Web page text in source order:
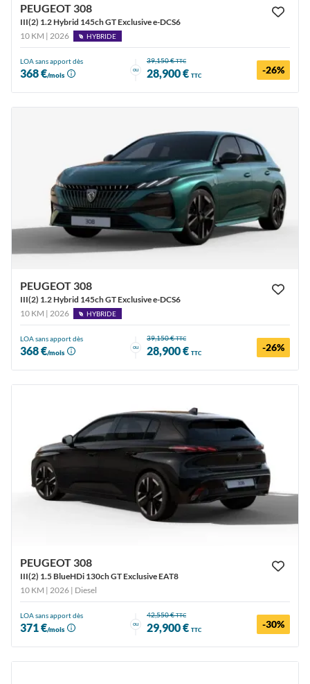
PEUGEOT 308
III(2) 1.2 Hybrid 145ch GT Exclusive e-DCS6
10 KM | 2026
HYBRIDE
LOA sans apport dès
368 €/mois
ou
39,150 €TTC
28,900 € TTC -26%
PEUGEOT 308
III(2) 1.2 Hybrid 145ch GT Exclusive e-DCS6
10 KM | 2026
HYBRIDE
LOA sans apport dès
368 €/mois
ou
39,150 €TTC
28,900 € TTC -26%
PEUGEOT 308
III(2) 1.5 BlueHDi 130ch GT Exclusive EAT8
10 KM | 2026 | Diesel
LOA sans apport dès
371 €/mois
ou
42,550 €TTC
29,900 € TTC -30%